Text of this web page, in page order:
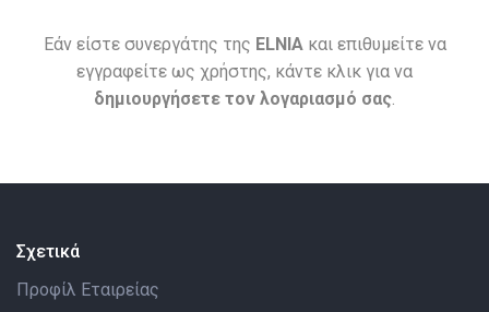
Εάν είστε συνεργάτης της ELNIA και επιθυμείτε να
εγγραφείτε ως χρήστης, κάντε κλικ για να
δημιουργήσετε τον λογαριασμό σας
Σχετικά
Προφίλ Εταιρείας